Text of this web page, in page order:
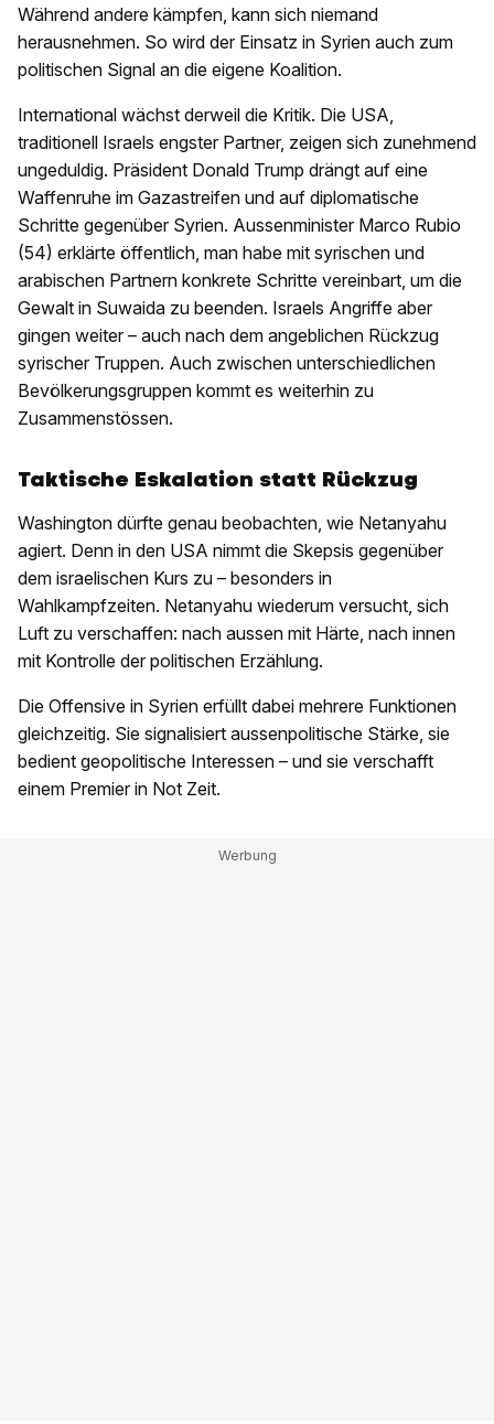
Während andere kämpfen, kann sich niemand
herausnehmen. So wird der Einsatz in Syrien auch zum
politischen Signal an die eigene Koalition.
International wächst derweil die Kritik. Die USA,
traditionell Israels engster Partner, zeigen sich zunehmend
ungeduldig. Präsident Donald Trump drängt auf eine
Waffenruhe im Gazastreifen und auf diplomatische
Schritte gegenüber Syrien. Aussenminister Marco Rubio
(54) erklärte öffentlich, man habe mit syrischen und
arabischen Partnern konkrete Schritte vereinbart, um die
Gewalt in Suwaida zu beenden. Israels Angriffe aber
gingen weiter – auch nach dem angeblichen Rückzug
syrischer Truppen. Auch zwischen unterschiedlichen
Bevölkerungsgruppen kommt es weiterhin zu
Zusammenstössen.
Taktische Eskalation statt Rückzug
Washington dürfte genau beobachten, wie Netanyahu
agiert. Denn in den USA nimmt die Skepsis gegenüber
dem israelischen Kurs zu – besonders in
Wahlkampfzeiten. Netanyahu wiederum versucht, sich
Luft zu verschaffen: nach aussen mit Härte, nach innen
mit Kontrolle der politischen Erzählung.
Die Offensive in Syrien erfüllt dabei mehrere Funktionen
gleichzeitig. Sie signalisiert aussenpolitische Stärke, sie
bedient geopolitische Interessen – und sie verschafft
einem Premier in Not Zeit.